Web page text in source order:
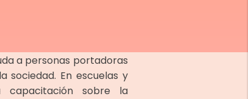
a personas portadoras
sociedad. En escuelas y
capacitación sobre la